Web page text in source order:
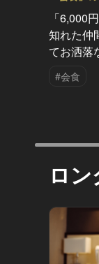
「6,000
知れた仲
てお洒落
#会食
ロ